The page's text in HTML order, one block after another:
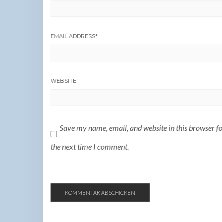
EMAIL ADDRESS*
WEBSITE
Save my name, email, and website in this browser
the next time I comment.